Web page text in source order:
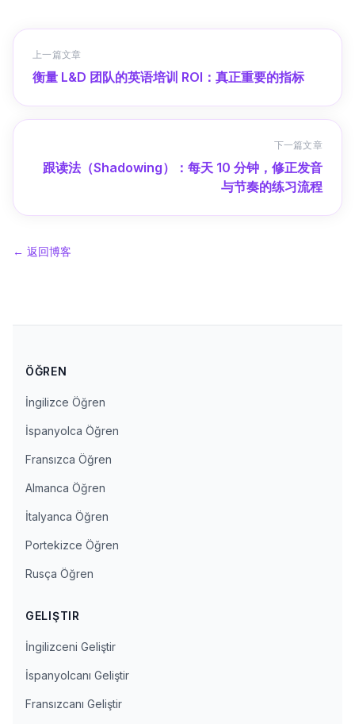
上一篇文章
衡量 L&D 团队的英语培训 ROI：真正重要的指标
下一篇文章
跟读法（Shadowing）：每天 10 分钟，修正发音
与节奏的练习流程
← 返回博客
ÖĞREN
İngilizce Öğren
İspanyolca Öğren
Fransızca Öğren
Almanca Öğren
İtalyanca Öğren
Portekizce Öğren
Rusça Öğren
GELIŞTIR
İngilizceni Geliştir
İspanyolcanı Geliştir
Fransızcanı Geliştir